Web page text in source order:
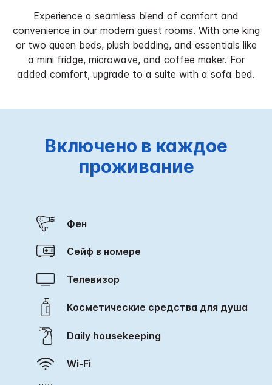
Experience a seamless blend of comfort and
convenience in our modern guest rooms. With one king
or two queen beds, plush bedding, and essentials like
a mini fridge, microwave, and coffee maker. For
added comfort, upgrade to a suite with a sofa bed.
Включено в каждое
проживание
Фен
Сейф в номере
Телевизор
Косметические средства для душа
Daily housekeeping
Wi-Fi